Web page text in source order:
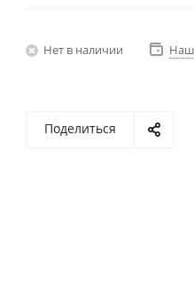
Нет в наличии
Поделиться